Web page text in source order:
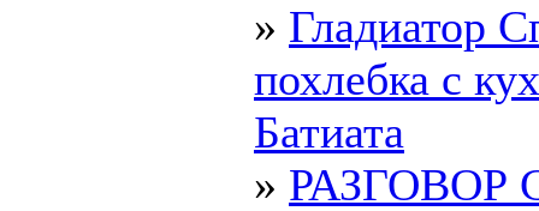
» Гладиатор
похлебка с
Батиата
» РАЗГОВОР